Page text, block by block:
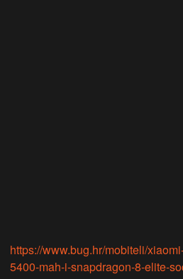
https://www.bug.hr/mobiteli/
5400-mah-i-snapdragon-8-elite-